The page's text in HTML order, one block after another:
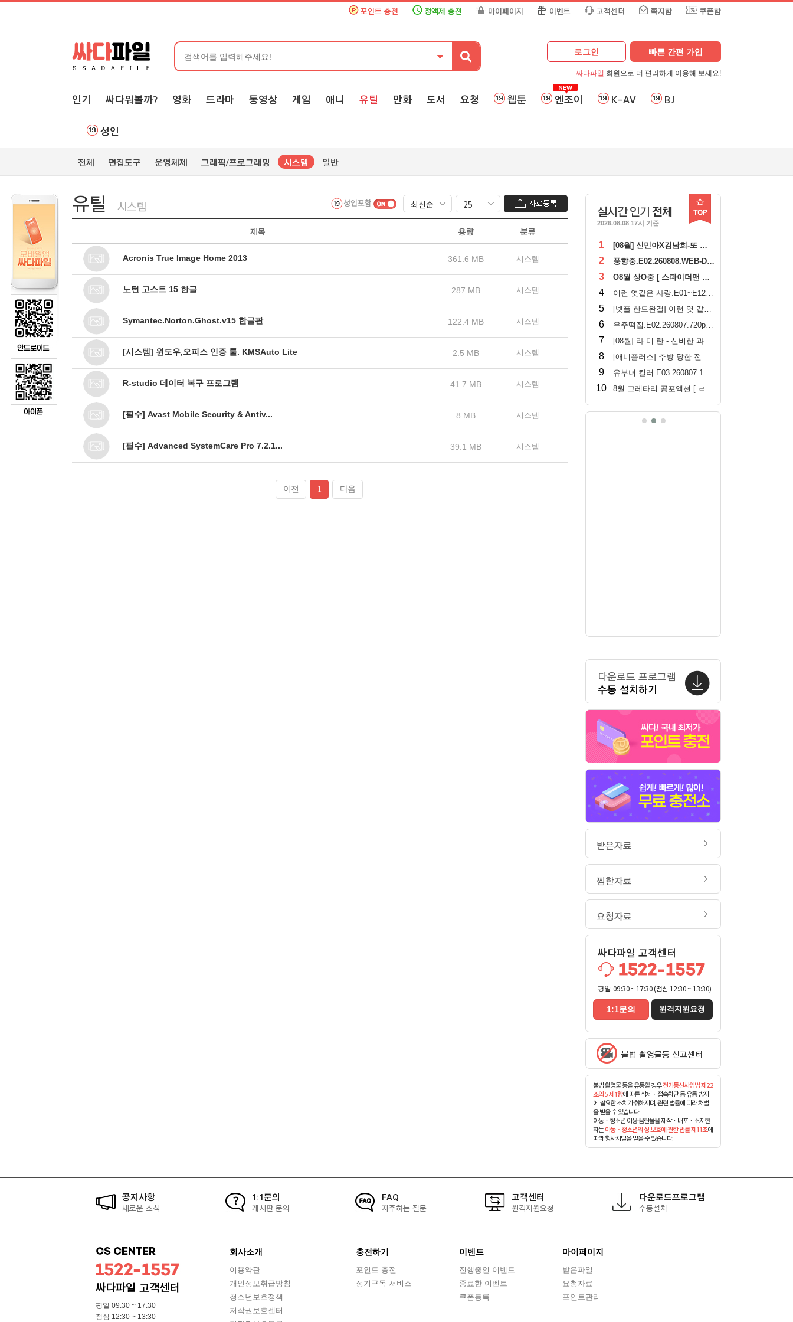
포인트 충전 정액제 충전 마이페이지 이벤트 고객센터 쪽지함 쿠폰함
로그인 빠른 간편 가입
싸다파일 회원으로 더 편리하게 이용해 보세요!
인기 싸다뭐볼까? 영화 드라마 동영상 게임 애니 유틸 만화 도서 요청 웹툰 엔조이 K-AV BJ
성인
전체 편집도구 운영체제 그래픽/프로그래밍 시스템 일반
유틸 시스템 성인포함
제목 용량 분류
Acronis True Image Home 2013 361.6 MB 시스템
노턴 고스트 15 한글 287 MB 시스템
Symantec.Norton.Ghost.v15 한글판 122.4 MB 시스템
[시스템] 윈도우,오피스 인증 툴. KMSAuto Lite 2.5 MB 시스템
R-studio 데이터 복구 프로그램 41.7 MB 시스템
[필수] Avast Mobile Security & Antiv... 8 MB 시스템
[필수] Advanced SystemCare Pro 7.2.1... 39.1 MB 시스템
이전 1 다음
실시간 인기 전체
2026.08.08 17시 기준
1 [08월] 신민아X김남희-또 다른 표적 ( 눈 동 자 ) 1080p
2 풍향중.E02.260808.WEB-DL.AAC2.0.1080p
3 O8월 상O중 [ 스파이더맨 브랜뉴데이 ] 톰홀랜드 - CAM 버전. 공식자막
4 이런 엿같은 사랑.E01~E12(완결).2026.1080p
5 [넷플 한드완결] 이런 엿 같은 사랑 12부작.1080p.x264.AAC
6 우주떡집.E02.260807.720p-NEXT
7 [08월] 라 미 란 - 신비한 과자 가게 ( 전 천 당 ) 1080p
8 [애니플러스] 추방 당한 전생 중기사는 게임 지식으로 무쌍한다.E06.260808.1080p.H265-F1R...
9 유부녀 킬러.E03.260807.1080p.CP.WEB.DL.AAC.2.0
10 8월 그레타리 공포액션 [ ㄹr스트ㅎr우스 ] 1080p 5.1 공식자막
다운로드 프로그램
수동 설치하기
받은자료
찜한자료
요청자료
싸다파일 고객센터
평일: 09:30 ~ 17:30 (점심 12:30 ~ 13:30)
1:1문의 원격지원요청
불법 촬영물등 신고센터
불법 촬영물 등을 유통할 경우전기통신사업법 제22
조의 5 제1항에 따른 삭제ㆍ접속차단 등 유통 방지
에 필요한 조치가 취해지며, 관련 법률에 따라 처벌
을 받을 수 있습니다.
아동ㆍ청소년 이용 음란물을 제작ㆍ배포ㆍ소지한
자는아동ㆍ청소년의 성 보호에 관한 법률 제11조에
따라 형사처벌을 받을 수 있습니다.
공지사항
새로운 소식
1:1문의
게시판 문의
FAQ
자주하는 질문
고객센터
원격지원요청
다운로드프로그램
수동설치
싸다파일 고객센터
평일 09:30 ~ 17:30
점심 12:30 ~ 13:30
회사소개
이용약관
개인정보취급방침
청소년보호정책
저작권보호센터
충전하기
포인트 충전
정기구독 서비스
이벤트
진행중인 이벤트
종료한 이벤트
쿠폰등록
마이페이지
받은파일
요청자료
포인트관리